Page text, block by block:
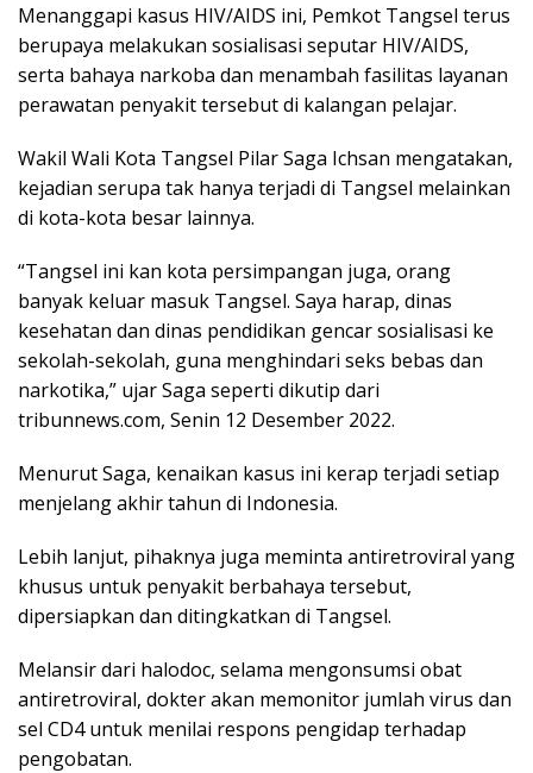
Menanggapi kasus HIV/AIDS ini, Pemkot Tangsel terus
berupaya melakukan sosialisasi seputar HIV/AIDS,
serta bahaya narkoba dan menambah fasilitas layanan
perawatan penyakit tersebut di kalangan pelajar.
Wakil Wali Kota Tangsel Pilar Saga Ichsan mengatakan,
kejadian serupa tak hanya terjadi di Tangsel melainkan
di kota-kota besar lainnya.
“Tangsel ini kan kota persimpangan juga, orang
banyak keluar masuk Tangsel. Saya harap, dinas
kesehatan dan dinas pendidikan gencar sosialisasi ke
sekolah-sekolah, guna menghindari seks bebas dan
narkotika,” ujar Saga seperti dikutip dari
tribunnews.com, Senin 12 Desember 2022.
Menurut Saga, kenaikan kasus ini kerap terjadi setiap
menjelang akhir tahun di Indonesia.
Lebih lanjut, pihaknya juga meminta antiretroviral yang
khusus untuk penyakit berbahaya tersebut,
dipersiapkan dan ditingkatkan di Tangsel.
Melansir dari halodoc, selama mengonsumsi obat
antiretroviral, dokter akan memonitor jumlah virus dan
sel CD4 untuk menilai respons pengidap terhadap
pengobatan.